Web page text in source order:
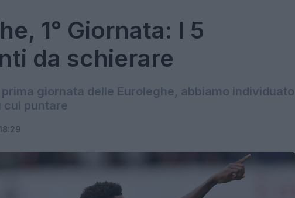
1° Giornata: I 5
da schierare
giornata delle Euroleghe, abbiamo individuato
cui puntare